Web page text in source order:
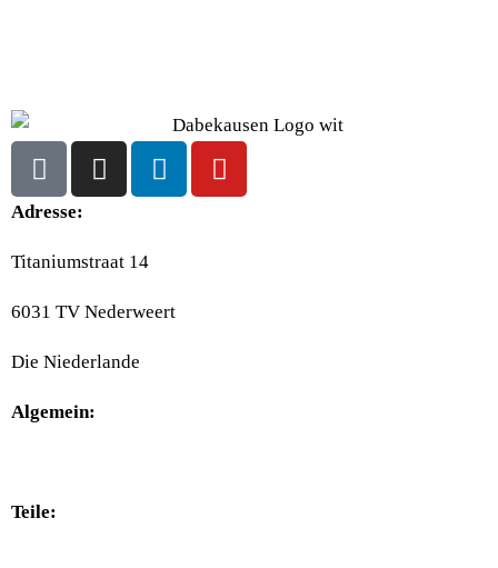
Adresse:
Titaniumstraat 14
6031 TV Nederweert
Die Niederlande
Algemein:
Teile: